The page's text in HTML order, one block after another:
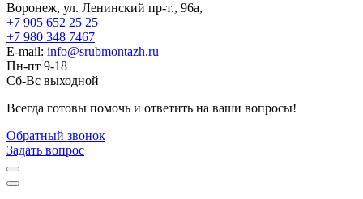
Воронеж, ул. Ленинский пр-т., 96а,
+7 905 652 25 25
+7 980 348 7467
E-mail: info@srubmontazh.ru
Пн-пт 9-18
Сб-Вс выходной
Всегда готовы помочь и ответить на ваши вопросы!
Обратный звонок
Задать вопрос